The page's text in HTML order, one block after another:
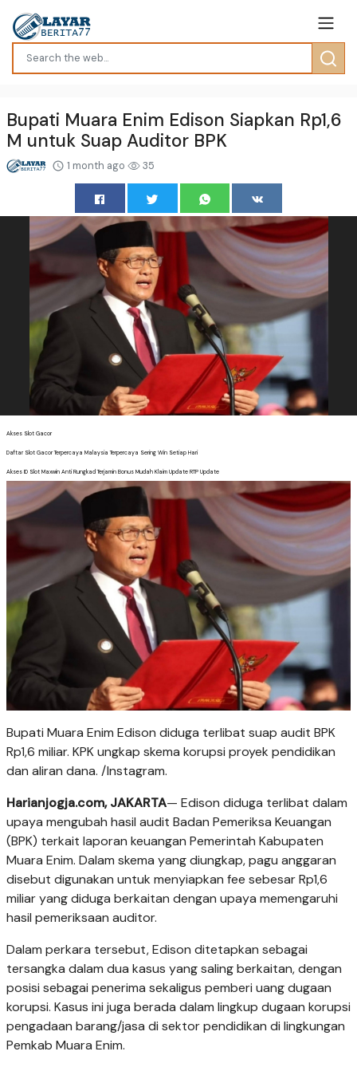
Bupati Muara Enim Edison Siapkan Rp1,6
M untuk Suap Auditor BPK
1 month ago 35
Akses Slot Gacor
Daftar Slot Gacor Terpercaya Malaysia Terpercaya Sering Win Setiap Hari
Akses ID Slot Maxwin Anti Rungkad Terjamin Bonus Mudah Klaim Update RTP Update
Bupati Muara Enim Edison diduga terlibat suap audit BPK
Rp1,6 miliar. KPK ungkap skema korupsi proyek pendidikan
dan aliran dana. /Instagram.
Harianjogja.com, JAKARTA— Edison diduga terlibat dalam
upaya mengubah hasil audit Badan Pemeriksa Keuangan
(BPK) terkait laporan keuangan Pemerintah Kabupaten
Muara Enim. Dalam skema yang diungkap, pagu anggaran
disebut digunakan untuk menyiapkan fee sebesar Rp1,6
miliar yang diduga berkaitan dengan upaya memengaruhi
hasil pemeriksaan auditor.
Dalam perkara tersebut, Edison ditetapkan sebagai
tersangka dalam dua kasus yang saling berkaitan, dengan
posisi sebagai penerima sekaligus pemberi uang dugaan
korupsi. Kasus ini juga berada dalam lingkup dugaan korupsi
pengadaan barang/jasa di sektor pendidikan di lingkungan
Pemkab Muara Enim.